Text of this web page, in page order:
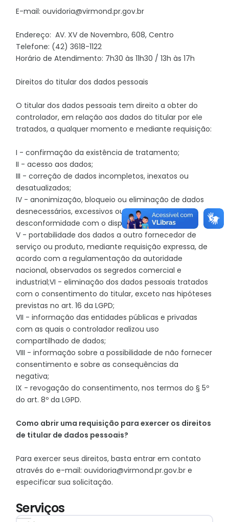
E-mail: ouvidoria@virmond.pr.gov.br
Endereço: AV. XV de Novembro, 608, Centro
Telefone: (42) 3618-1122
Horário de Atendimento: 7h30 às 11h30 / 13h às 17h
Direitos do titular dos dados pessoais
O titular dos dados pessoais tem direito a obter do
controlador, em relação aos dados do titular por ele
tratados, a qualquer momento e mediante requisição:
I - confirmação da existência de tratamento;
II - acesso aos dados;
III - correção de dados incompletos, inexatos ou
desatualizados;
IV - anonimização, bloqueio ou eliminação de dados
desnecessários, excessivos ou tratados em
desconformidade com o disposto nesta Lei;
V - portabilidade dos dados a outro fornecedor de
serviço ou produto, mediante requisição expressa, de
acordo com a regulamentação da autoridade
nacional, observados os segredos comercial e
industrial;VI - eliminação dos dados pessoais tratados
com o consentimento do titular, exceto nas hipóteses
previstas no art. 16 da LGPD;
VII - informação das entidades públicas e privadas
com as quais o controlador realizou uso
compartilhado de dados;
VIII - informação sobre a possibilidade de não fornecer
consentimento e sobre as consequências da
negativa;
IX - revogação do consentimento, nos termos do § 5º
do art. 8º da LGPD.
Como abrir uma requisição para exercer os direitos
de titular de dados pessoais?
Para exercer seus direitos, basta entrar em contato
através do e-mail: ouvidoria@virmond.pr.gov.br e
especificar sua solicitação.
Serviços